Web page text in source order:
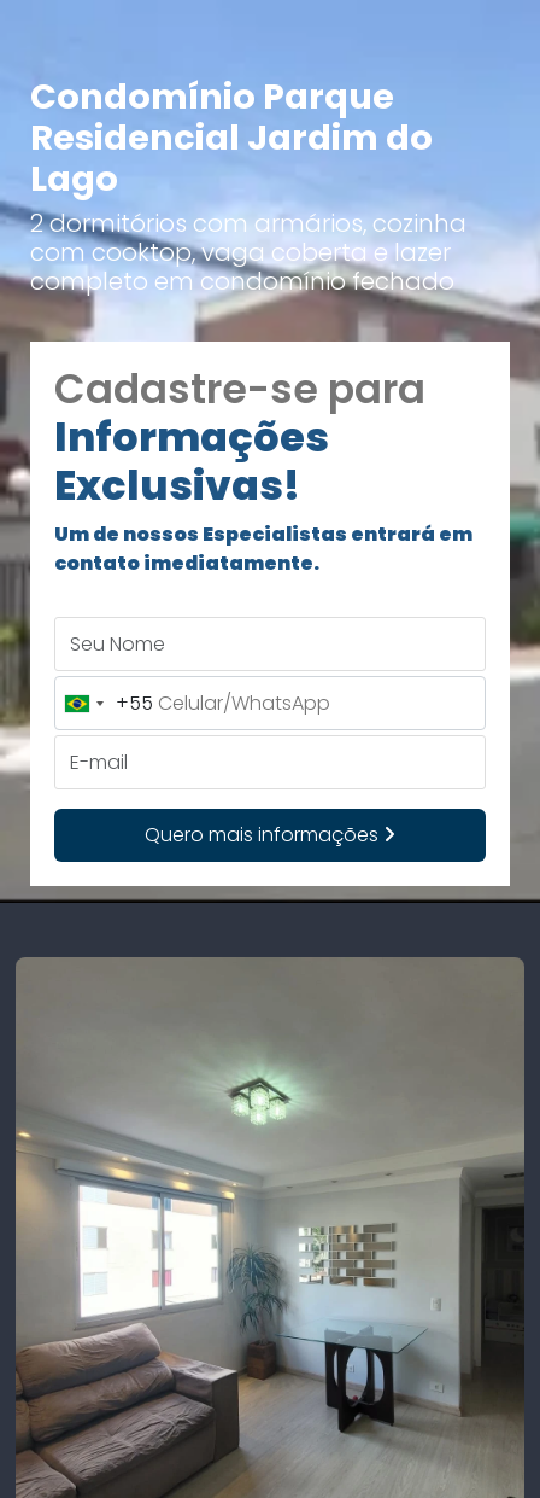
Condomínio Parque
Residencial Jardim do
Lago
2 dormitórios com armários, cozinha
com cooktop, vaga coberta e lazer
completo em condomínio fechado
Cadastre-se para
Informações
Exclusivas!
Um de nossos Especialistas entrará em
contato imediatamente.
Brazil
+55
+55
Quero mais informações